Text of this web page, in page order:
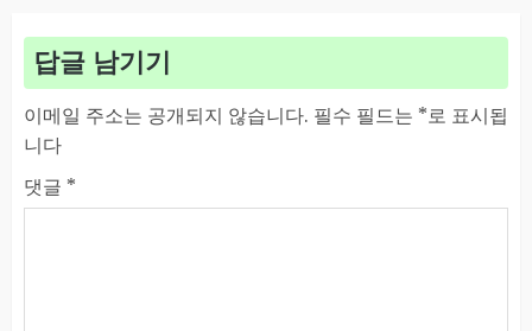
답글 남기기
이메일 주소는 공개되지 않습니다. 필수 필드는 *로 표시됩
니다
댓글 *